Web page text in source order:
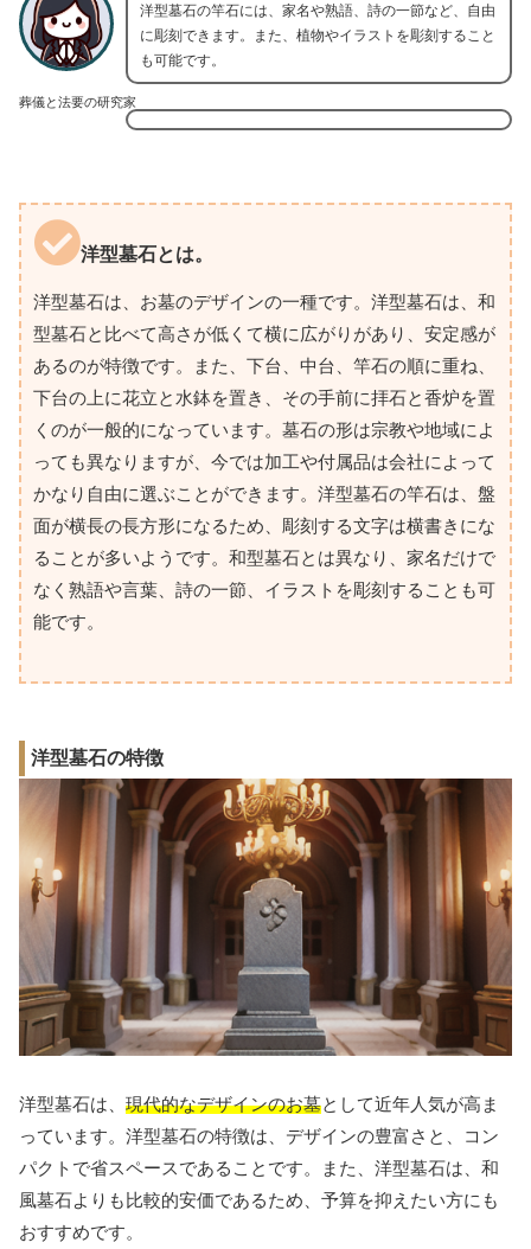
葬儀と法要の研究家
洋型墓石の竿石には、家名や熟語、詩の一節など、自由
に彫刻できます。また、植物やイラストを彫刻すること
も可能です。
洋型墓石とは。
洋型墓石は、お墓のデザインの一種です。洋型墓石は、和
型墓石と比べて高さが低くて横に広がりがあり、安定感が
あるのが特徴です。また、下台、中台、竿石の順に重ね、
下台の上に花立と水鉢を置き、その手前に拝石と香炉を置
くのが一般的になっています。墓石の形は宗教や地域によ
っても異なりますが、今では加工や付属品は会社によって
かなり自由に選ぶことができます。洋型墓石の竿石は、盤
面が横長の長方形になるため、彫刻する文字は横書きにな
ることが多いようです。和型墓石とは異なり、家名だけで
なく熟語や言葉、詩の一節、イラストを彫刻することも可
能です。
洋型墓石の特徴
洋型墓石は、 現代的なデザインのお墓として近年人気が高ま
っています。洋型墓石の特徴は、デザインの豊富さと、コン
パクトで省スペースであることです。また、洋型墓石は、和
風墓石よりも比較的安価であるため、予算を抑えたい方にも
おすすめです。